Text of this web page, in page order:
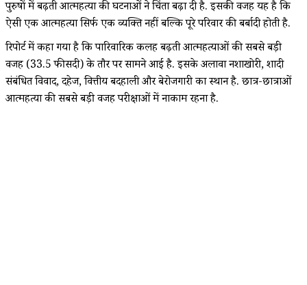
पुरुषों में बढ़ती आत्महत्या की घटनाओं ने चिंता बढ़ा दी है. इसकी वजह यह है कि
ऐसी एक आत्महत्या सिर्फ एक व्यक्ति नहीं बल्कि पूरे परिवार की बर्बादी होती है.
रिपोर्ट में कहा गया है कि पारिवारिक कलह बढ़ती आत्महत्याओं की सबसे बड़ी
वजह (33.5 फीसदी) के तौर पर सामने आई है. इसके अलावा नशाखोरी, शादी
संबंधित विवाद, दहेज, वित्तीय बदहाली और बेरोजगारी का स्थान है. छात्र-छात्राओं
आत्महत्या की सबसे बड़ी वजह परीक्षाओं में नाकाम रहना है.